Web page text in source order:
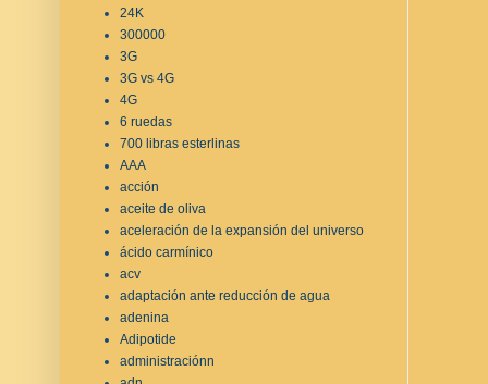
24K
300000
3G
3G vs 4G
4G
6 ruedas
700 libras esterlinas
AAA
acción
aceite de oliva
aceleración de la expansión del universo
ácido carmínico
acv
adaptación ante reducción de agua
adenina
Adipotide
administraciónn